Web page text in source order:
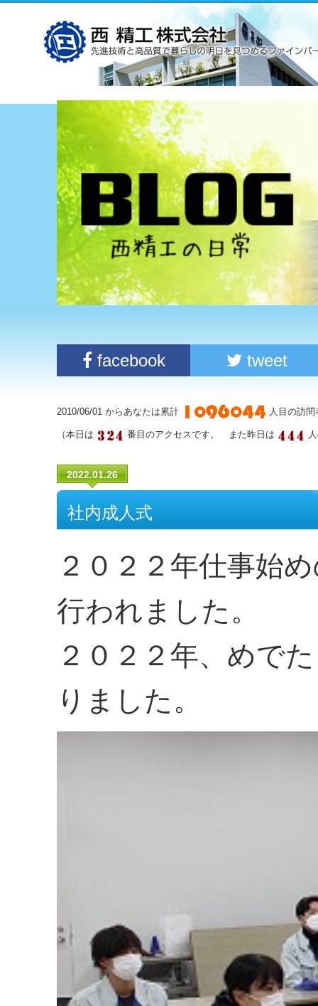
facebook tweet
2010/06/01 からあなたは累計 人目の訪
（本日は 番目のアクセスです。 また昨日は
2022.01.26
社内成人式
２０２２年仕事始
行われました。
２０２２年、めで
りました。